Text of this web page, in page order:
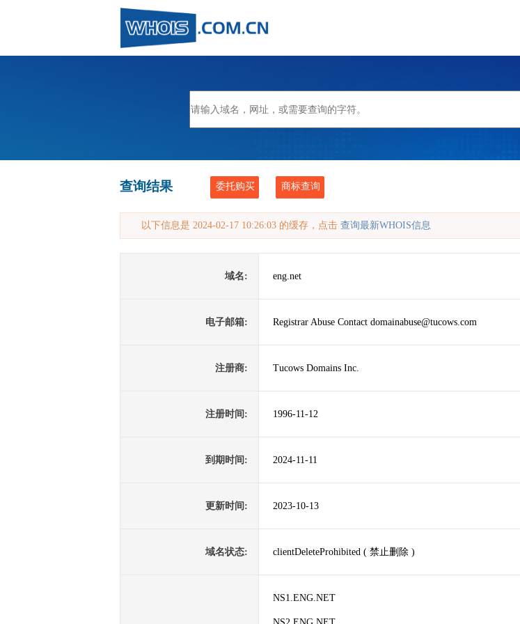
查询结果 委托购买 商标查询
以下信息是 2024-02-17 10:26:03 的缓存，点击 查询最新WHOIS信息
域名: eng.net
电子邮箱: Registrar Abuse Contact domainabuse@tucows.com
注册商: Tucows Domains Inc.
注册时间: 1996-11-12
到期时间: 2024-11-11
更新时间: 2023-10-13
域名状态: clientDeleteProhibited ( 禁止删除 )
NS1.ENG.NET